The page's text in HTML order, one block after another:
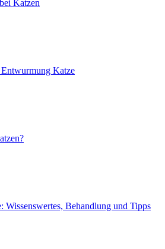
Katzen
Katze
Wissenswertes, Behandlung und Tipps